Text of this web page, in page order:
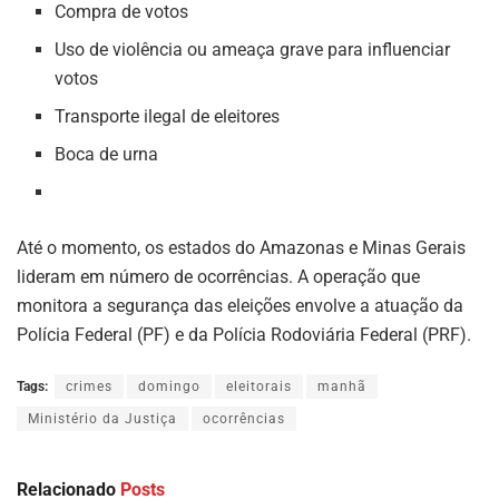
Compra de votos
Uso de violência ou ameaça grave para influenciar
votos
Transporte ilegal de eleitores
Boca de urna
Até o momento, os estados do Amazonas e Minas Gerais
lideram em número de ocorrências. A operação que
monitora a segurança das eleições envolve a atuação da
Polícia Federal (PF) e da Polícia Rodoviária Federal (PRF).
Tags: crimes domingo eleitorais manhã
Ministério da Justiça ocorrências
Relacionado Posts